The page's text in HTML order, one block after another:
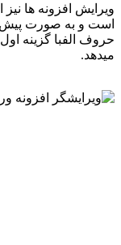
ویرایش افزونه ها نیز
است و به صورت پیش
حروف الفبا گزینه
میدهد.